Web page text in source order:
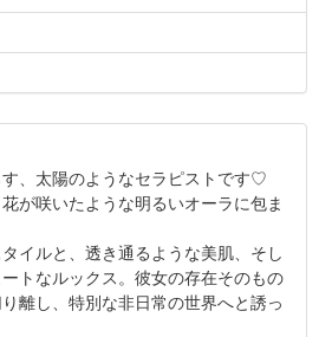
、太陽のようなセラピストです♡
が咲いたような明るいオーラに包ま
イルと、透き通るような美肌、そし
トなルックス。彼女の存在そのもの
離し、特別な非日常の世界へと誘っ